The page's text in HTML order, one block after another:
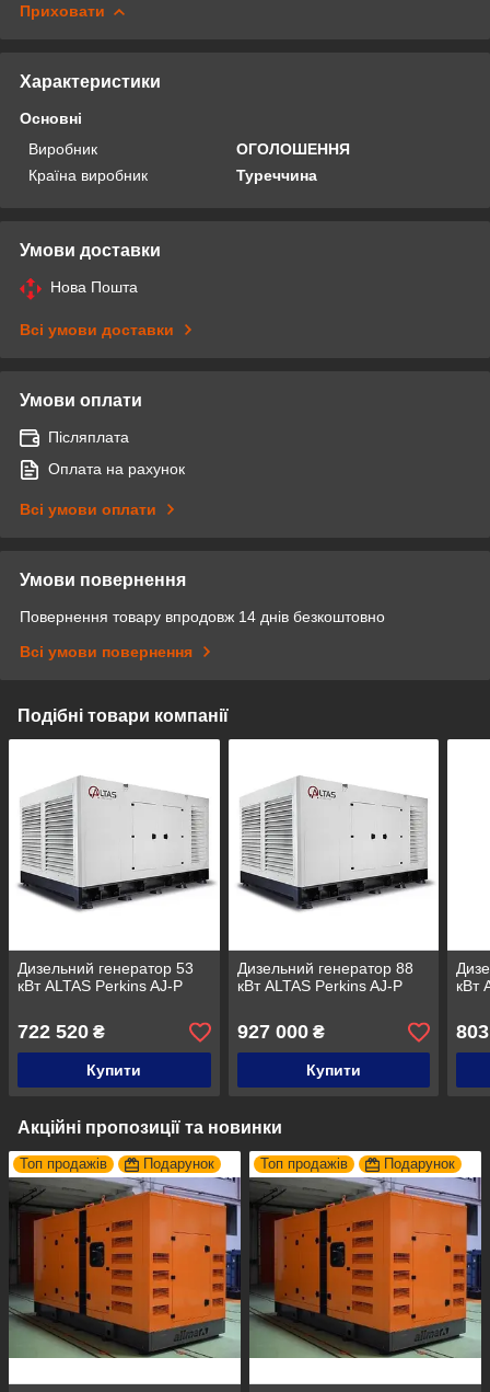
Приховати
Характеристики
Основні
Виробник
ОГОЛОШЕННЯ
Країна виробник
Туреччина
Умови доставки
Нова Пошта
Всі умови доставки
Умови оплати
Післяплата
Оплата на рахунок
Всі умови оплати
Умови повернення
Повернення товару впродовж 14 днів безкоштовно
Всі умови повернення
Подібні товари компанії
Дизельний генератор 53
кВт ALTAS Perkins AJ-P
722 520 ₴
Купити
Дизельний генератор 88
кВт ALTAS Perkins AJ-P
927 000₴
Купити
кВт
Акційні пропозиції та новинки
Топ продажів Подарунок Топ продажів Подарунок